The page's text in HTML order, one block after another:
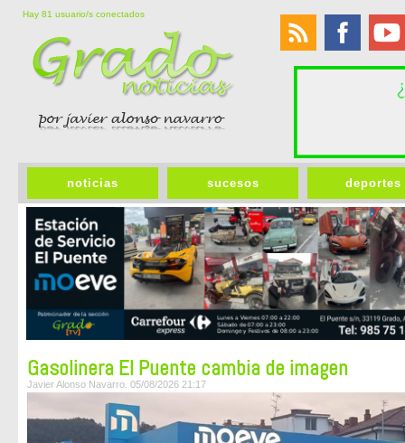
Hay 81 usuario/s conectados
noticias sucesos deportes
Gasolinera El Puente cambia de imagen
Javier Alonso Navarro. 05/08/2026 21:17